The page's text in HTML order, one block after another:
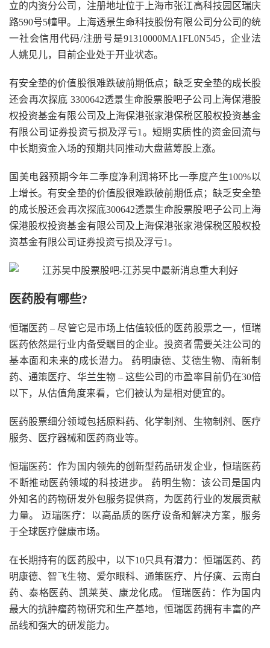
立的内资分公司，注册地址位于上海市张江高科技园区瑞庆
路590号5幢甲。上海透景生命科技股份有限公司分公司的统
一社会信用代码/注册号是91310000MA1FL0N545，企业法
人姚见儿，目前企业处于开业状态。
有安全垫的价值股很难跌破前期低点；缺乏安全垫的成长股
还会再次探底 3300642透景生命股票股吧子公司上海保港股
权投资基金有限公司及上海保港张家港保税区股权投资基金
有限公司证券投资亏损及浮亏1。短期实质性的资金回流与
中长期资金入场的预期共同推动大盘蓝筹股上涨。
国美电器预期今年二季度净利润将环比一季度产生100%以
上增长。有安全垫的价值股很难跌破前期低点；缺乏安全垫
的成长股还会再次探底300642透景生命股票股吧子公司上海
保港股权投资基金有限公司及上海保港张家港保税区股权投
资基金有限公司证券投资亏损及浮亏1。
医药股有哪些?
恒瑞医药 – 尽管它是市场上估值较低的医药股票之一，恒瑞
医药依然是行业内备受瞩目的企业。投资者需要关注公司的
基本面和未来的成长潜力。 药明康德、艾德生物、南新制
药、通策医疗、华兰生物 – 这些公司的市盈率目前仍在30倍
以下，从估值角度来看，它们被认为是相对便宜的。
医药股票细分领域包括原料药、化学制剂、生物制剂、医疗
服务、医疗器械和医药商业等。
恒瑞医药：作为国内领先的创新型药品研发企业，恒瑞医药
不断推动医药领域的科技进步。 药明生物：该公司是国内
外知名的药物研发外包服务提供商，为医药行业的发展贡献
力量。 迈瑞医疗：以高品质的医疗设备和解决方案，服务
于全球医疗健康市场。
在长期持有的医药股中，以下10只具有潜力：恒瑞医药、药
明康德、智飞生物、爱尔眼科、通策医疗、片仔癀、云南白
药、泰格医药、凯莱英、康龙化成。 恒瑞医药：作为国内
最大的抗肿瘤药物研究和生产基地，恒瑞医药拥有丰富的产
品线和强大的研发能力。